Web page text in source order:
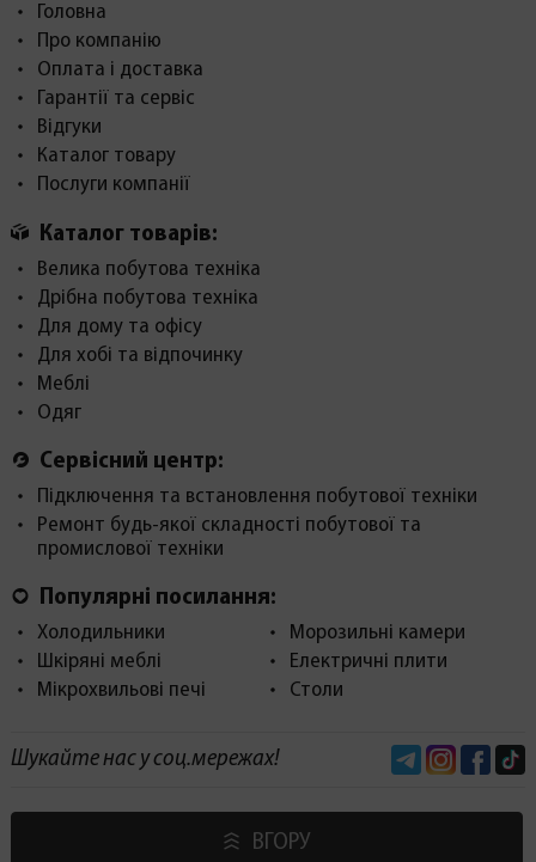
Головна
Про компанію
Оплата і доставка
Гарантії та сервіс
Відгуки
Каталог товару
Послуги компанії
Каталог товарів:
Велика побутова техніка
Дрібна побутова техніка
Для дому та офісу
Для хобі та відпочинку
Меблі
Одяг
Сервісний центр:
Підключення та встановлення побутової техніки
Ремонт будь-якої складності побутової та
промислової техніки
Популярні посилання:
Холодильники
Шкіряні меблі
Мікрохвильові печі
Морозильні камери
Електричні плити
Столи
Шукайте нас у соц.мережах! TelegramInstagram
ВГОРУ